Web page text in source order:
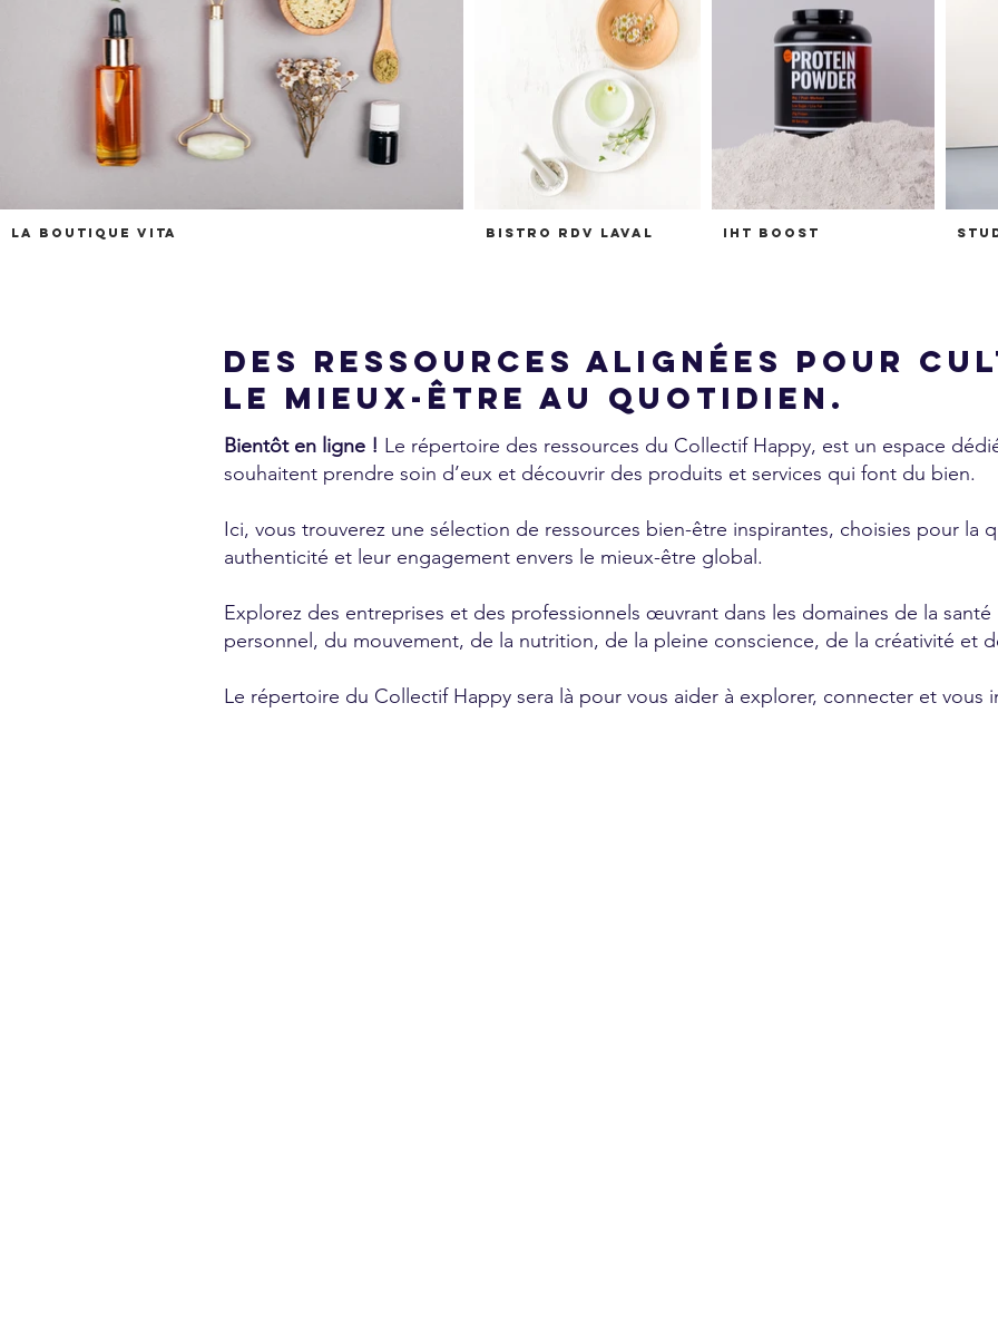
La boutique Vita Bistro RDV Laval IHT Boost
Des ressources alignées pour
le mieux-être au quotidien.
Bientôt en ligne ! Le répertoire des ressources du Collectif Happy, est un espace
souhaitent prendre soin d’eux et découvrir des produits et services qui font du bien.
Ici, vous trouverez une sélection de ressources bien-être inspirantes, choisies pour la
authenticité et leur engagement envers le mieux-être global.
Explorez des entreprises et des professionnels œuvrant dans les domaines de la
personnel, du mouvement, de la nutrition, de la pleine conscience, de la créativité et
Le répertoire du Collectif Happy sera là pour vous aider à explorer, connecter et vous